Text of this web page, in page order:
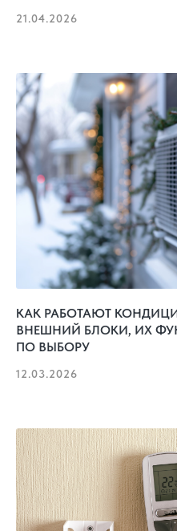
21.04.2026
КАК РАБОТАЮТ
ВНЕШНИЙ БЛОКИ, ИХ
ПО ВЫБОРУ
12.03.2026